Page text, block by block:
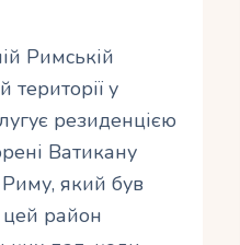
Римській
території у
резиденцією
Ватикану
який був
цей район